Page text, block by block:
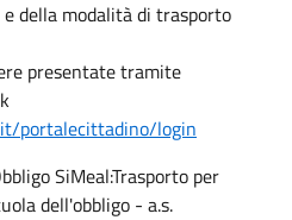
della modalità di trasporto
presentate tramite
portalecittadino/login
SiMeal:Trasporto per
dell'obbligo - a.s.